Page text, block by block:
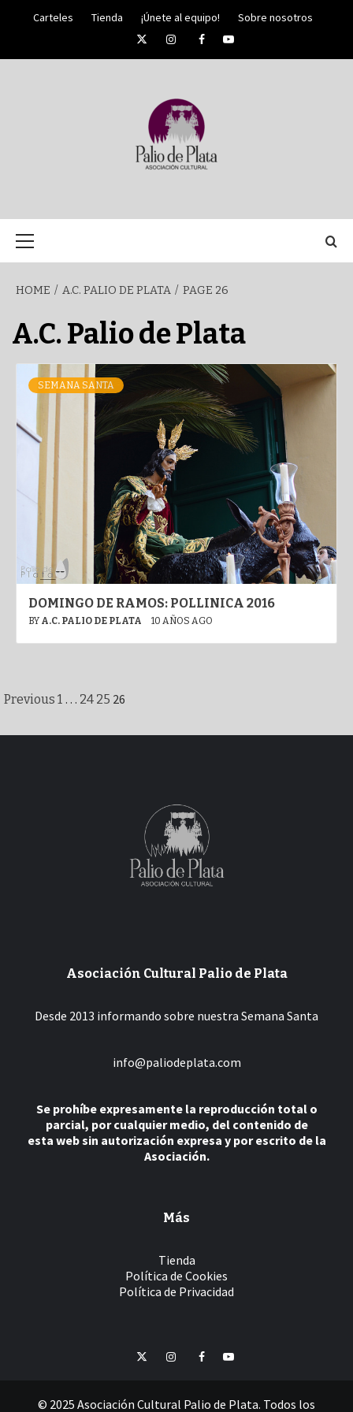
Carteles Tienda ¡Únete al equipo!
Sobre nosotros
TwitterInstagramFacebookYouTube
SEMANA
SANTA DE
MÁLAGA
HOME A.C. PALIO DE PLATA PAGE 26
A.C. Palio de Plata
SEMANA SANTA
DOMINGO DE RAMOS: POLLINICA 2016
BY A.C. PALIO DE PLATA 10 AÑOS AGO
Paginación
de
Previous 1 … 24 25 26
Asociación Cultural Palio de Plata
Desde 2013 informando sobre nuestra Semana Santa
info@paliodeplata.com
Se prohíbe expresamente la reproducción total o
parcial, por cualquier medio, del contenido de
esta web sin autorización expresa y por escrito de la
Asociación.
Más
Tienda
Política de Cookies
Política de Privacidad
TwitterInstagramFacebookYouTube
© 2025 Asociación Cultural Palio de Plata. Todos los